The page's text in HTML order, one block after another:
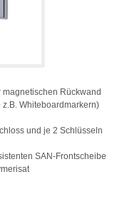
Rückwand
Whiteboardmarkern)
und je 2 Schlüsseln
SAN-Frontscheibe